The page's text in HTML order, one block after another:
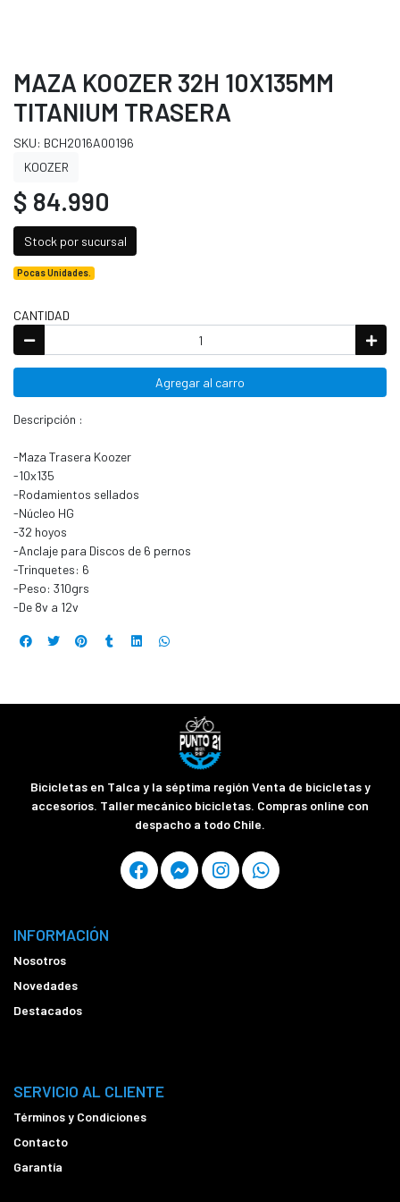
MAZA KOOZER 32H 10X135MM
TITANIUM TRASERA
SKU: BCH2016A00196
KOOZER
$ 84.990
Stock por sucursal
Pocas Unidades.
CANTIDAD
Agregar al carro
Descripción :
-Maza Trasera Koozer
-10x135
-Rodamientos sellados
-Núcleo HG
-32 hoyos
-Anclaje para Discos de 6 pernos
-Trinquetes: 6
-Peso: 310grs
-De 8v a 12v
Bicicletas en Talca y la séptima región Venta de bicicletas y
accesorios. Taller mecánico bicicletas. Compras online con
despacho a todo Chile.
INFORMACIÓN
Nosotros
Novedades
Destacados
SERVICIO AL CLIENTE
Términos y Condiciones
Contacto
Garantía